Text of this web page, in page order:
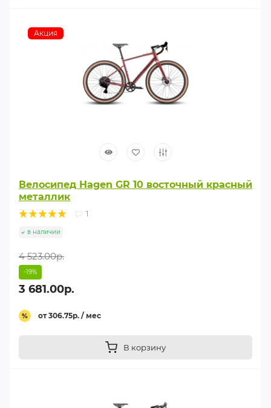
Акция
Велосипед Hagen GR 10 восточный красный
металлик
1
в наличии
4 523.00р.
-19%
3 681.00р.
% от 306.75р. / мес
В корзину